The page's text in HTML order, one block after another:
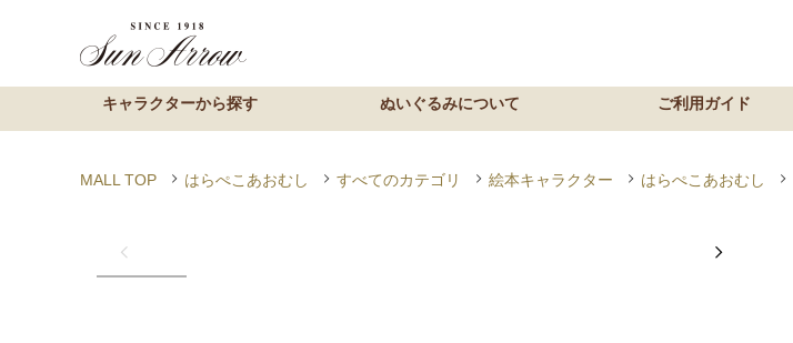
MALL TOP はらぺこあおむし すべてのカテゴリ 絵本キャラクター はらぺこあおむし